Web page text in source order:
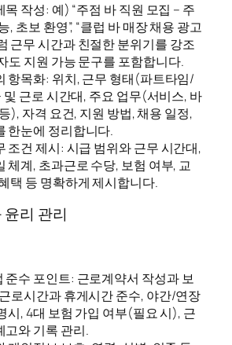
목 작성: 예) “주점 바 직원 모집 – 주
, 초보 환영”, “클럽 바 매장 채용 광고
근무 시간과 친절한 분위기를 강조
도 지원 가능 문구를 포함합니다.
항목화: 위치, 근무 형태(파트타임/
및 근로 시간대, 주요 업무(서비스, 바
), 자격 요건, 지원 방법, 채용 일정,
한눈에 정리합니다.
조건 제시: 시급 범위와 근무 시간대,
체계, 초과근로 수당, 보험 여부, 교
택 등 명확하게 제시합니다.
리 관리
준수 포인트: 근로계약서 작성과 보
로시간과 휴게시간 준수, 야간/연장
시, 4대 보험 가입 여부(필요 시), 근
고와 기록 관리.